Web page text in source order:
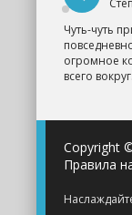
Чуть-чуть
огромное
всего вокруг.
Copyright
Правила